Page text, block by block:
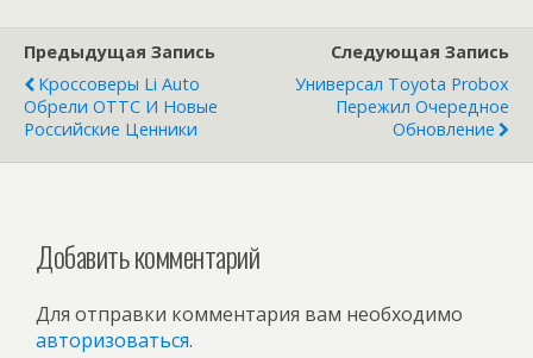
Предыдущая Запись
Кроссоверы Li Auto
Обрели ОТТС И Новые
Российские Ценники
Следующая Запись
Универсал Toyota Probox
Пережил Очередное
Обновление
Добавить комментарий
Для отправки комментария вам необходимо
авторизоваться.